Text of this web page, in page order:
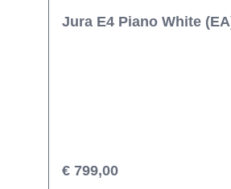
Jura E4 Piano White
€ 799,00